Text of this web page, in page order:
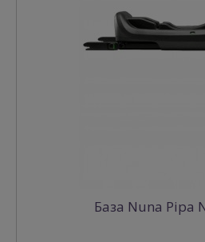
База Nuna Pipa